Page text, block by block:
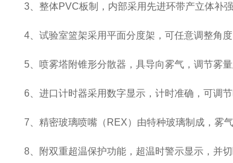
3 、整体PVC板制，内部采用先进环带产立体补
4 、试验室篮架采用平面分度架，可任意调整角
5 、喷雾塔附锥形分散器，具导向雾气，调节雾
6 、进口计时器采用数字显示，计时准确，可调
7 、精密玻璃喷嘴（ REX）由特种玻璃制成，雾
8 、附双重超温保护功能，超温时警示显示，并